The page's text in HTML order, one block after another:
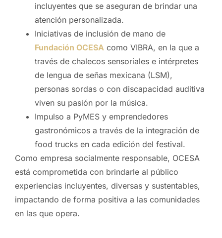
incluyentes que se aseguran de brindar una
atención personalizada.
Iniciativas de inclusión de mano de
Fundación OCESA como VIBRA, en la que a
través de chalecos sensoriales e intérpretes
de lengua de señas mexicana (LSM),
personas sordas o con discapacidad auditiva
viven su pasión por la música.
Impulso a PyMES y emprendedores
gastronómicos a través de la integración de
food trucks en cada edición del festival.
Como empresa socialmente responsable, OCESA
está comprometida con brindarle al público
experiencias incluyentes, diversas y sustentables,
impactando de forma positiva a las comunidades
en las que opera.